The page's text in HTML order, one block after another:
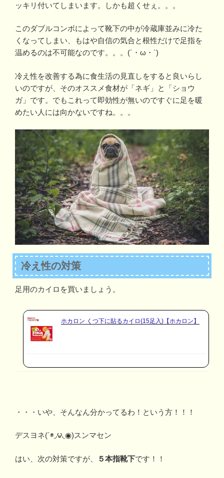
ッキリ付いてしまいます。しかも超くせぇ。。。
このダブルコンボによって靴下の中が冷蔵庫並みに冷た
くなってしまい、もはや自信の気合と根性だけで足指を
温めるのは不可能なのです。。。(´・ω・`)
冷え性を改善する為に食生活の見直しをすると良いらし
いのですが、そのオススメ食材が「ネギ」と「ショウ
ガ」です。でもこれって即効性が無いのですぐに足を暖
めたい人には向かないですね。。。
冷え性の対策
足用のカイロを買いましょう。
ホカロン くつ下に貼るカイロ(15足入)【ホカロン】
・・・いや、そんなん分かってるわ！という方！！！
デスヨネ(´◉◞౪◟◉)スンマセン
はい、次の対策ですが、 ５本指靴下です！！